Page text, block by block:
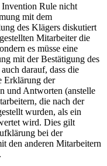
Invention Rule nicht
mit dem
des Klägers diskutiert
Mitarbeiter die
es müsse eine
mit der Bestätigung des
darauf, dass die
Erklärung der
und Antworten (anstelle
die nach der
wurden, als ein
wird. Dies gilt
bei der
den anderen Mitarbeitern